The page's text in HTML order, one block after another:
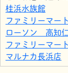
桂浜水族館
ファミリーマー
ローソン 高知
ファミリーマー
マルナカ長浜店
サンシャイン